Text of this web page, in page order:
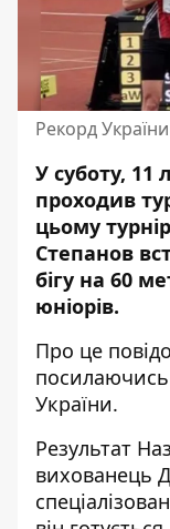
Рекорд України
У суботу, 11
проходив
цьому
Степанов
бігу на 60
юніорів.
Про це
посилаючись
України.
Результат
вихованець